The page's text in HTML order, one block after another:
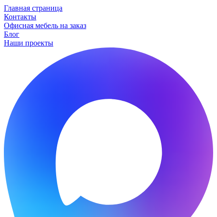
Главная страница
Контакты
Офисная мебель на заказ
Блог
Наши проекты